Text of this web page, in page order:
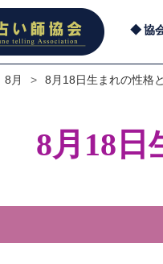
協
8月 > 8月18日生まれの性格
8月18